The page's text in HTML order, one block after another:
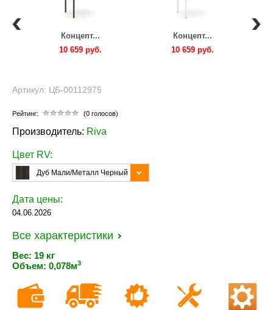
Концепт...
10 659 руб.
Концепт...
10 659 руб.
Артикул: ЦБ-00112975
Рейтинг: (0 голосов)
Производитель: Riva
Цвет RV:
Дуб Мали/Металл Черный
Дата цены:
04.06.2026
Все характеристики
Вес: 19 кг
Объем: 0,078м3